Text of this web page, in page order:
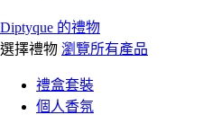
Diptyque 的禮物
選擇禮物 瀏覽所有產品
禮盒套裝
個人香氛